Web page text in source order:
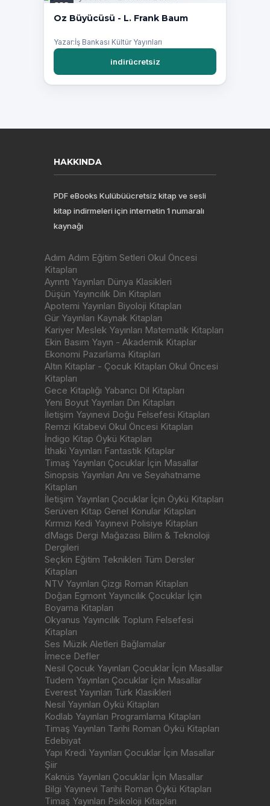
PDF
Oz Büyücüsü - L. Frank Baum
Yazar:İş Bankası Kültür Yayınları
indirücretsiz
HAKKINDA
PDF eBooks Kulübüücretsiz kitap ve sesli
kitap indirmeleri için internetin 1 numaralı
kaynağı
Adım Adım Eğitim Setleri Okul Öncesi
Kitapları
Ayrıntı Yayınları Dünya Klasikleri
Düşün Yayıncılık Din Kitapları
Apotemi Yayınları Biyoloji Kitapları
Gür Yayınları Kaynak Kitapları
Kariyer Meslek Yayınları Matematik Kitapları
Ekin Basım Yayın - Akademik Kitaplar
Ekonomi Pazarlama Kitapları
Altın Kitaplar - Çocuk Kitapları Okul Öncesi
Kitapları
Gece Kitaplığı Yabancı Dil Kitapları
Yeni Boyut Yayınları Din Kitapları
İletişim Yayınevi Doğu Felsefesi Kitapları
Remzi Kitabevi Okul Öncesi Kitapları
İndigo Kitap Öykü Kitapları
İthaki Yayınları Fantastik Kitaplar
Timaş Yayınları Çocuklar İçin Masallar
Sinopsis Yayınları Anı ve Seyahatname
Kitapları
İletişim Yayınları Çocuklar İçin Öykü Kitapları
Serüven Kitap Genel Konular Kitapları
Kırmızı Kedi Yayınevi Polisiye Kitapları
dMags Dergi Mağazası Bilim & Teknoloji
Dergileri
Seçkin Eğitim Teknikleri Tüm Dersler
Kitapları
NTV Yayınları Çizgi Roman Kitapları
Doğan Egmont Yayıncılık Çocuklar İçin
Boyama Kitapları
Okyanus Yayıncılık Toplum Felsefesi
Kitapları
Ses Müzik Aletleri Bağlamalar
İmece Defler
Nesil Çocuk Yayınları Çocuklar İçin Masallar
Tudem Yayınları Çocuklar İçin Masallar
Everest Yayınları Türk Klasikleri
Nesil Yayınları Öykü Kitapları
Kodlab Yayınları Programlama Kitapları
Timaş Yayınları Tarihi Roman Öykü Kitapları
Edebiyat
Yapı Kredi Yayınları Çocuklar İçin Masallar
Şiir
Kaknüs Yayınları Çocuklar İçin Masallar
Bilgi Yayınevi Tarihi Roman Öykü Kitapları
Timaş Yayınları Psikoloji Kitapları